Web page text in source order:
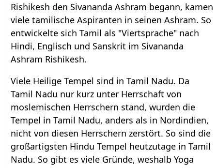
Rishikesh den Sivananda Ashram begann, kamen
viele tamilische Aspiranten in seinen Ashram. So
entwickelte sich Tamil als "Viertsprache" nach
Hindi, Englisch und Sanskrit im Sivananda
Ashram Rishikesh.
Viele Heilige Tempel sind in Tamil Nadu. Da
Tamil Nadu nur kurz unter Herrschaft von
moslemischen Herrschern stand, wurden die
Tempel in Tamil Nadu, anders als in Nordindien,
nicht von diesen Herrschern zerstört. So sind die
großartigsten Hindu Tempel heutzutage in Tamil
Nadu. So gibt es viele Gründe, weshalb Yoga